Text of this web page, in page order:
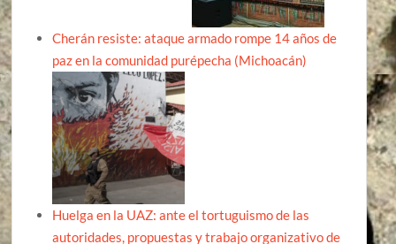
Cherán resiste: ataque armado rompe 14 años de
paz en la comunidad purépecha (Michoacán)
Huelga en la UAZ: ante el tortuguismo de las
autoridades, propuestas y trabajo organizativo de